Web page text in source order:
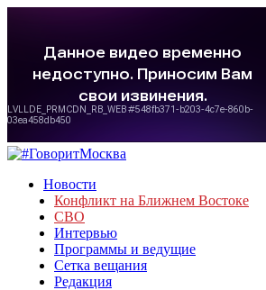
Новости
Конфликт на Ближнем Востоке
СВО
Интервью
Программы и ведущие
Сетка вещания
Редакция